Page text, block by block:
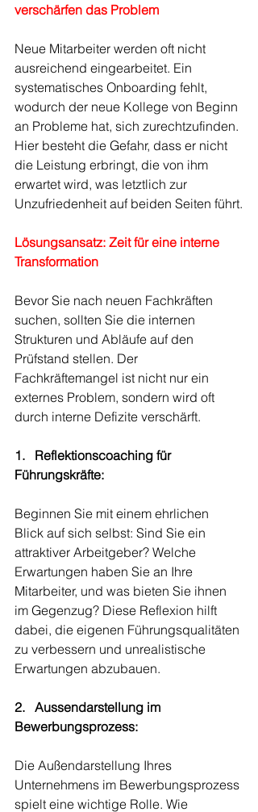
verschärfen das Problem
Neue Mitarbeiter werden oft nicht
ausreichend eingearbeitet. Ein
systematisches Onboarding fehlt,
wodurch der neue Kollege von Beginn
an Probleme hat, sich zurechtzufinden.
Hier besteht die Gefahr, dass er nicht
die Leistung erbringt, die von ihm
erwartet wird, was letztlich zur
Unzufriedenheit auf beiden Seiten führt.
Lösungsansatz: Zeit für eine interne
Transformation
Bevor Sie nach neuen Fachkräften
suchen, sollten Sie die internen
Strukturen und Abläufe auf den
Prüfstand stellen. Der
Fachkräftemangel ist nicht nur ein
externes Problem, sondern wird oft
durch interne Defizite verschärft.
1.   Reflektionscoaching für
Führungskräfte:
Beginnen Sie mit einem ehrlichen
Blick auf sich selbst: Sind Sie ein
attraktiver Arbeitgeber? Welche
Erwartungen haben Sie an Ihre
Mitarbeiter, und was bieten Sie ihnen
im Gegenzug? Diese Reflexion hilft
dabei, die eigenen Führungsqualitäten
zu verbessern und unrealistische
Erwartungen abzubauen.
2.   Aussendarstellung im
Bewerbungsprozess:
Die Außendarstellung Ihres
Unternehmens im Bewerbungsprozess
spielt eine wichtige Rolle. Wie